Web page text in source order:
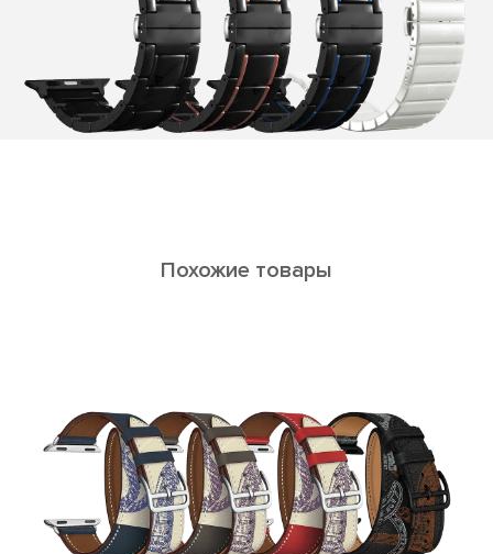
Похожие товары